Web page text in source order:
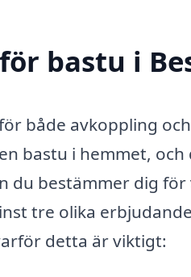
bastu i
både avkoppling och
bastu i hemmet, och
du bestämmer dig för
tre olika
detta är viktigt: